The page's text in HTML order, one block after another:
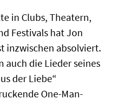
in Clubs, Theatern,
Festivals hat Jon
inzwischen absolviert.
auch die Lieder seines
der Liebe“
One-Man-